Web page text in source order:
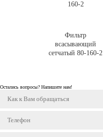
160-2
Фильтр
всасывающий
сетчатый 80-160-2
Остались вопросы? Напишите нам!